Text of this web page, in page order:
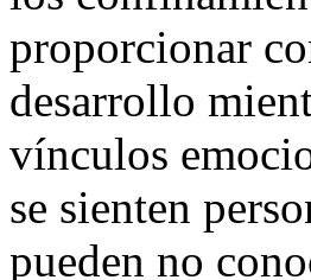
proporcionar
desarrollo
vínculos
se sienten
pueden no